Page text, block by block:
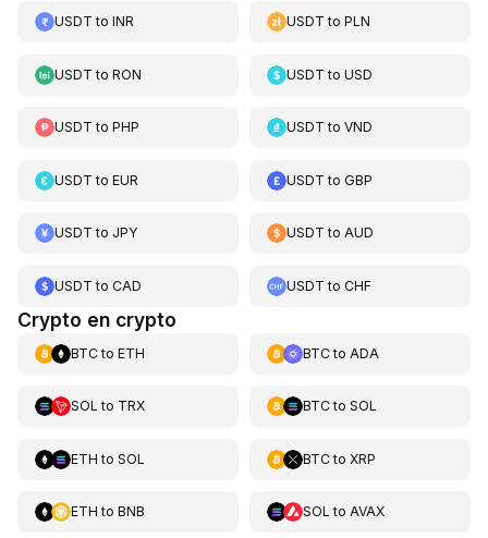
USDT to INR USDT toPLN
USDT to RON USDT toUSD
USDT to PHP USDT toVND
USDT to EUR USDT toGBP
USDT to JPY USDT toAUD
USDT to CAD USDT toCHF
Crypto en crypto
BTCto ETH BTCto ADA
SOL to TRX BTCto SOL
ETH to SOL BTCto XRP
ETH to BNB SOL to AVAX